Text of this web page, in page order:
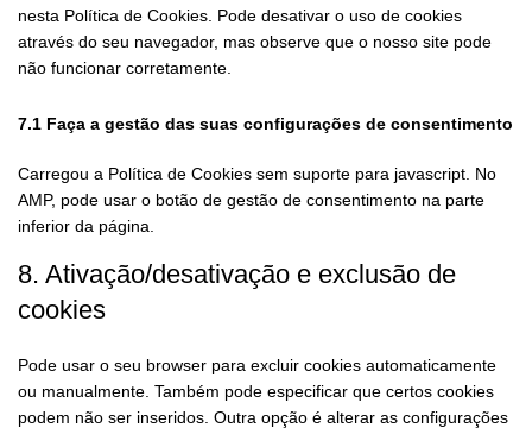
nesta Política de Cookies. Pode desativar o uso de cookies
através do seu navegador, mas observe que o nosso site pode
não funcionar corretamente.
7.1 Faça a gestão das suas configurações de consentimento
Carregou a Política de Cookies sem suporte para javascript. No
AMP, pode usar o botão de gestão de consentimento na parte
inferior da página.
8. Ativação/desativação e exclusão de
cookies
Pode usar o seu browser para excluir cookies automaticamente
ou manualmente. Também pode especificar que certos cookies
podem não ser inseridos. Outra opção é alterar as configurações